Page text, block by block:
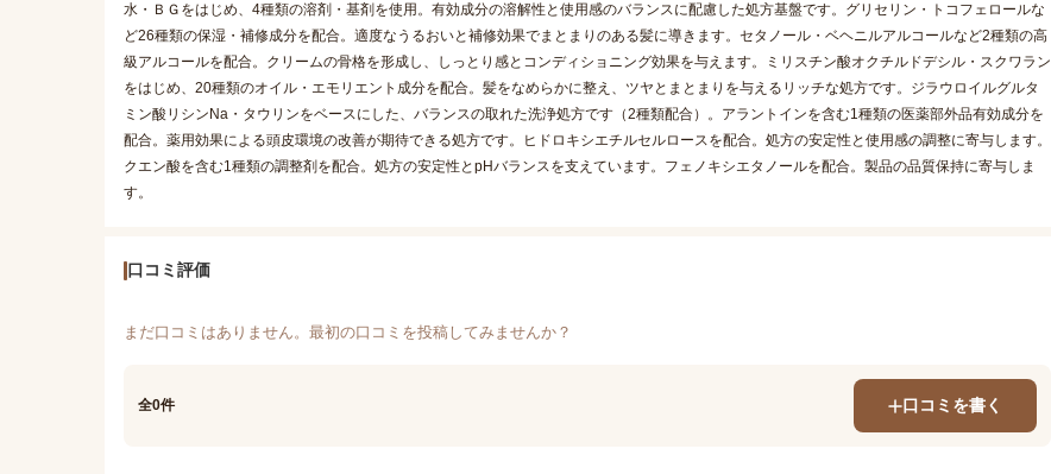
水・ＢＧをはじめ、4種類の溶剤・基剤を使用。有効成分の溶解性と使用感のバランスに配慮した処方基盤です。グリセリン・トコフェロールな
ど26種類の保湿・補修成分を配合。適度なうるおいと補修効果でまとまりのある髪に導きます。セタノール・ベヘニルアルコールなど2種類の高
級アルコールを配合。クリームの骨格を形成し、しっとり感とコンディショニング効果を与えます。ミリスチン酸オクチルドデシル・スクワラン
をはじめ、20種類のオイル・エモリエント成分を配合。髪をなめらかに整え、ツヤとまとまりを与えるリッチな処方です。ジラウロイルグルタ
ミン酸リシンNa・タウリンをベースにした、バランスの取れた洗浄処方です（2種類配合）。アラントインを含む1種類の医薬部外品有効成分を
配合。薬用効果による頭皮環境の改善が期待できる処方です。ヒドロキシエチルセルロースを配合。処方の安定性と使用感の調整に寄与します。
クエン酸を含む1種類の調整剤を配合。処方の安定性とpHバランスを支えています。フェノキシエタノールを配合。製品の品質保持に寄与しま
す。
口コミ評価
まだ口コミはありません。最初の口コミを投稿してみませんか？
全0件 口コミを書く